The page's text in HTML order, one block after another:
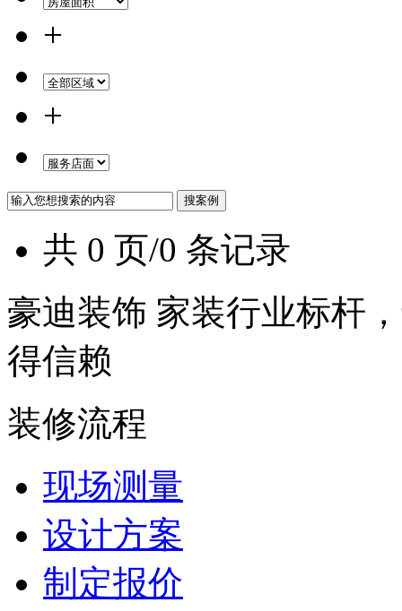
+
+
共 0 页/0 条记录
豪迪装饰 家装行业标杆
得信赖
装修流程
现场测量
设计方案
制定报价